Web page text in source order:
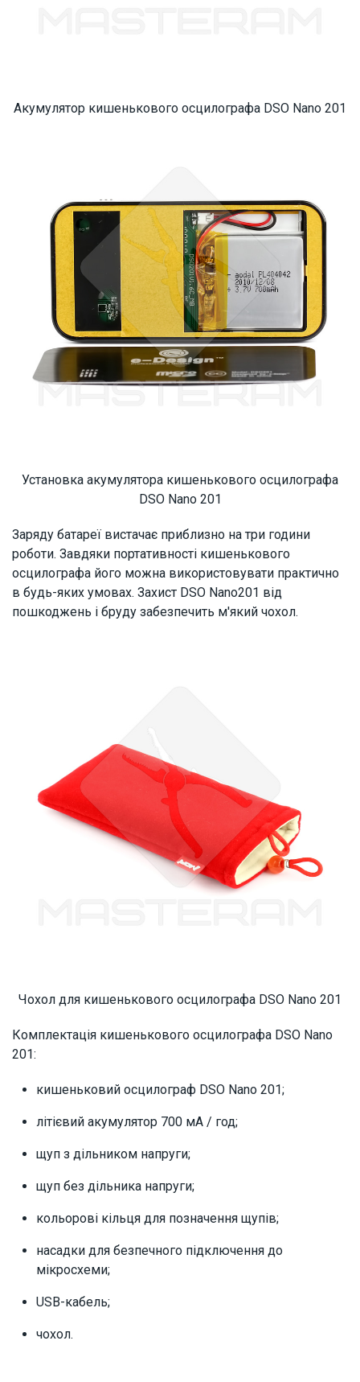
Акумулятор кишенькового осцилографа DSO Nano 201
Установка акумулятора кишенькового осцилографа
DSO Nano 201
Заряду батареї вистачає приблизно на три години
роботи. Завдяки портативності кишенькового
осцилографа його можна використовувати практично
в будь-яких умовах. Захист DSO Nano201 від
пошкоджень і бруду забезпечить м'який чохол.
Чохол для кишенькового осцилографа DSO Nano 201
Комплектація кишенькового осцилографа DSO Nano
201:
кишеньковий осцилограф DSO Nano 201;
літієвий акумулятор 700 мА / год;
щуп з дільником напруги;
щуп без дільника напруги;
кольорові кільця для позначення щупів;
насадки для безпечного підключення до
мікросхеми;
USB-кабель;
чохол.